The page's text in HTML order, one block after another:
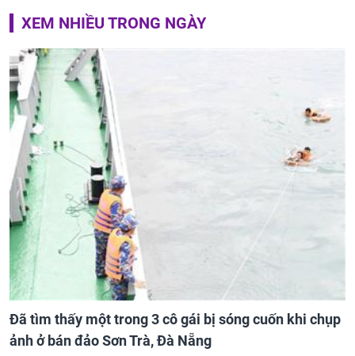
XEM NHIỀU TRONG NGÀY
Đã tìm thấy một trong 3 cô gái bị sóng cuốn khi chụp
ảnh ở bán đảo Sơn Trà, Đà Nẵng